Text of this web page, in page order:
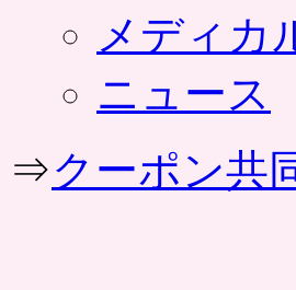
メディカ
ニュース
⇒クーポン共